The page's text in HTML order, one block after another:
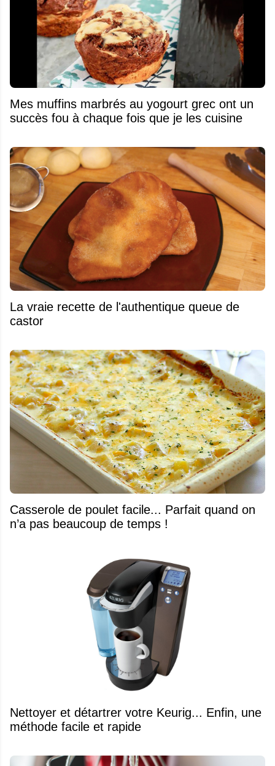
Mes muffins marbrés au yogourt grec ont un
succès fou à chaque fois que je les cuisine
La vraie recette de l'authentique queue de
castor
Casserole de poulet facile... Parfait quand on
n’a pas beaucoup de temps !
Nettoyer et détartrer votre Keurig... Enfin, une
méthode facile et rapide